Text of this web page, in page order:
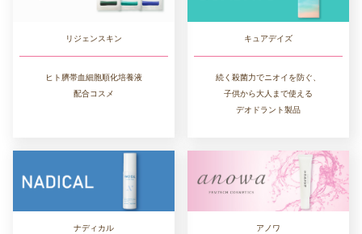
リジェンスキン
ヒト臍帯血細胞順化培養液
配合コスメ
キュアデイズ
続く殺菌力でニオイを防ぐ、
子供から大人まで使える
デオドラント製品
ナディカル アノワ